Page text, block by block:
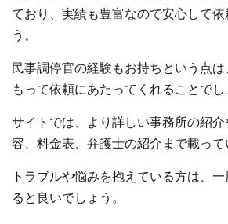
ており、実績も豊富なので安心して依
う。
民事調停官の経験もお持ちという点
もって依頼にあたってくれることでし
サイトでは、より詳しい事務所の紹
容、料金表、弁護士の紹介まで載って
トラブルや悩みを抱えている方は、
ると良いでしょう。